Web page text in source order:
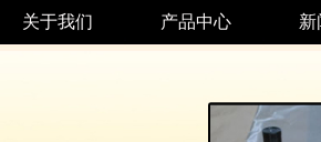
关于我们 产品中心 新